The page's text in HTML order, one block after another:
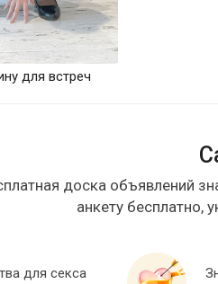
для встреч
доска объявлений
анкету бесплатно,
для секса